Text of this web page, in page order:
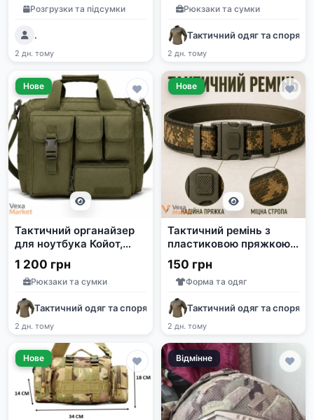
Розгрузки та підсумки
.
2 дн. тому
Рюкзаки та сумки
Тактичний одяг та
2 дн. тому
Нове
Тактичний органайзер
для ноутбука Койот,
Олива, Мультикам,
Чорний
1 200 грн
Рюкзаки та сумки
Тактичний одяг та спорядження
2 дн. тому
Нове
Тактичний ремінь з
пластиковою пряжкою
кольору оливи
150 грн
Форма та одяг
Тактичний одяг та
2 дн. тому
Нове Відмінне